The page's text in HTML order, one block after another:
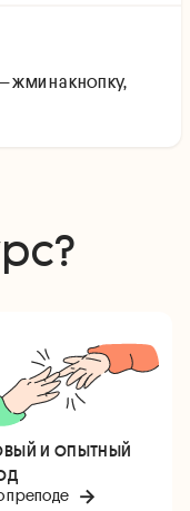
жми на кнопку,
и опытный
преподе